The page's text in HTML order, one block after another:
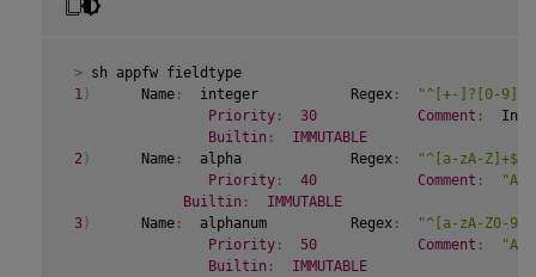
> sh appfw fieldtype
1 )
      Name
:
  integer           Regex
:
"^[+-]?[0-
Priority : 30 Comment :
Builtin :
IMMUTABLE
2 )
      Name
:
  alpha             Regex
:
"^[a-zA-Z]+$"
Priority : 40 Comment :
Builtin :
IMMUTABLE
3)
      Name
:
  alphanum          Regex
:
"^[a-zA-Z0-
Priority : 50 Comment :
Builtin :
IMMUTABLE